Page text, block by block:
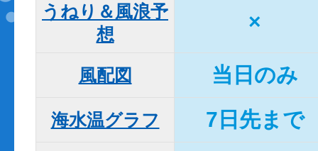
うねり＆風浪予
想
×
風配図 当日のみ
海水温グラフ 7日先まで